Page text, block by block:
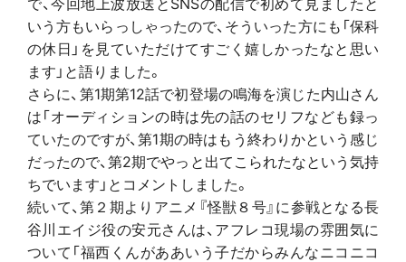
いう方もいらっしゃったので、そういった方にも「保科
の休日」を見ていただけてすごく嬉しかったなと思い
ます」と語りました。
さらに、第1期第12話で初登場の鳴海を演じた内山さん
は「オーディションの時は先の話のセリフなども録っ
ていたのですが、第1期の時はもう終わりかという感じ
だったので、第2期でやっと出てこられたなという気持
ちでいます」とコメントしました。
続いて、第２期よりアニメ『怪獣８号』に参戦となる長
谷川エイジ役の安元さんは、アフレコ現場の雰囲気に
ついて「福西くんがああいう子だからみんなニコニコ